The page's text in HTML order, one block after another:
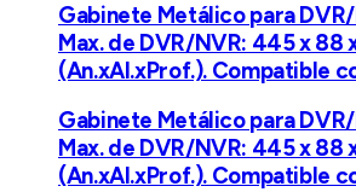
Gabinete Metálico para
Max. de DVR/NVR: 445 x 88
(An.xAl.xProf.). Compatible
Gabinete Metálico para
Max. de DVR/NVR: 445 x 88
(An.xAl.xProf.). Compatible